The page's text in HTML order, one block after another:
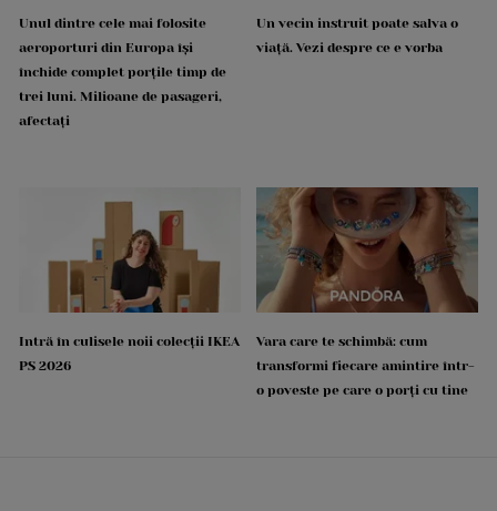
Unul dintre cele mai folosite
aeroporturi din Europa își
închide complet porțile timp de
trei luni. Milioane de pasageri,
afectați
Un vecin instruit poate salva o
viață. Vezi despre ce e vorba
Intră în culisele noii colecții IKEA
PS 2026
Vara care te schimbă: cum
transformi fiecare amintire într-
o poveste pe care o porți cu tine